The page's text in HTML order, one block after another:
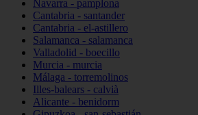
Navarra - pamplona
Cantabria - santander
Cantabria - el-astillero
Salamanca - salamanca
Valladolid - boecillo
Murcia - murcia
Málaga - torremolinos
Illes-balears - calvià
Alicante - benidorm